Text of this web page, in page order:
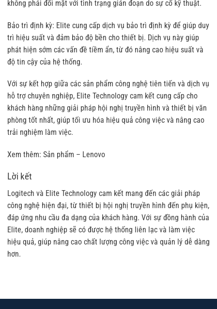
không phải đối mặt với tình trạng gián đoạn do sự cố kỹ thuật.
Bảo trì định kỳ: Elite cung cấp dịch vụ bảo trì định kỳ để giúp duy
trì hiệu suất và đảm bảo độ bền cho thiết bị. Dịch vụ này giúp
phát hiện sớm các vấn đề tiềm ẩn, từ đó nâng cao hiệu suất và
độ tin cậy của hệ thống.
Với sự kết hợp giữa các sản phẩm công nghệ tiên tiến và dịch vụ
hỗ trợ chuyên nghiệp, Elite Technology cam kết cung cấp cho
khách hàng những giải pháp hội nghị truyền hình và thiết bị văn
phòng tốt nhất, giúp tối ưu hóa hiệu quả công việc và nâng cao
trải nghiệm làm việc.
Xem thêm: Sản phẩm – Lenovo
Lời kết
Logitech và Elite Technology cam kết mang đến các giải pháp
công nghệ hiện đại, từ thiết bị hội nghị truyền hình đến phụ kiện,
đáp ứng nhu cầu đa dạng của khách hàng. Với sự đồng hành của
Elite, doanh nghiệp sẽ có được hệ thống liên lạc và làm việc
hiệu quả, giúp nâng cao chất lượng công việc và quản lý dễ dàng
hơn.